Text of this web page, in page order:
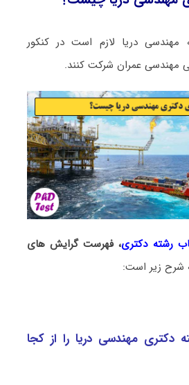
ﻣﻬﻨﺪسی درﻳﺎ لازم است در کنکور
ﻣﻬﻨﺪسی عمران شرکت کنند.
رشته دکتری، فهرست گرایش های
شرح زیر است:
دکتری ﻣﻬﻨﺪسی درﻳﺎ را از کجا